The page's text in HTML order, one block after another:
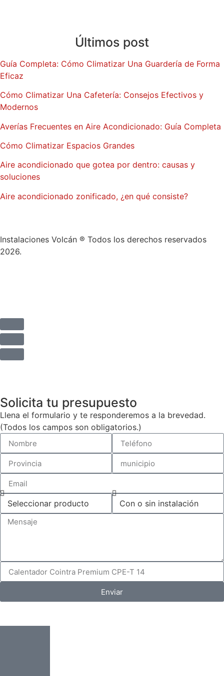
Últimos post
Guía Completa: Cómo Climatizar Una Guardería de Forma
Eficaz
Cómo Climatizar Una Cafetería: Consejos Efectivos y
Modernos
Averías Frecuentes en Aire Acondicionado: Guía Completa
Cómo Climatizar Espacios Grandes
Aire acondicionado que gotea por dentro: causas y
soluciones
Aire acondicionado zonificado, ¿en qué consiste?
Instalaciones Volcán ® Todos los derechos reservados
2026.
Solicita tu presupuesto
Llena el formulario y te responderemos a la brevedad.
(Todos los campos son obligatorios.)
Enviar